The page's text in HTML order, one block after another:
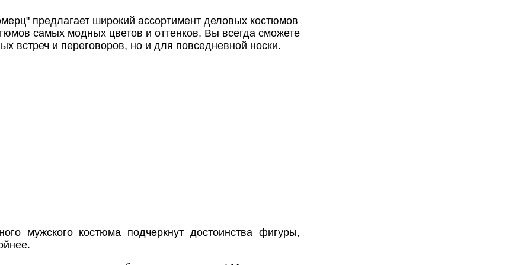
предлагает широкий ассортимент деловых костюмов
самых модных цветов и оттенков, Вы всегда сможете
встреч и переговоров, но и для повседневной носки.
мужского костюма подчеркнут достоинства фигуры,